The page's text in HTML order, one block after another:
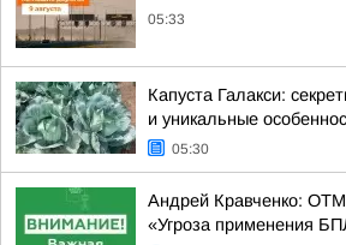
05:33
Капуста Галакси:
и уникальные
05:30
Андрей Кравченко:
«Угроза применения